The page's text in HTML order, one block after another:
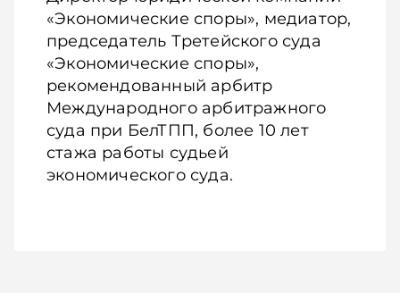
«Экономические споры», медиатор,
председатель Третейского суда
«Экономические споры»,
рекомендованный арбитр
Международного арбитражного
суда при БелТПП, более 10 лет
стажа работы судьей
экономического суда.